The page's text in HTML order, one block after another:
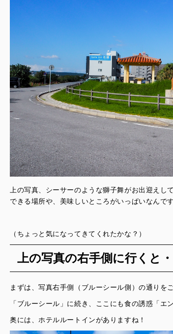
上の写真、シーサーのような獅子舞がお出迎えし
できる場所や、美味しいところがいっぱいなんで
（ちょっと気になってきてくれたかな？）
上の写真の右手側に行くと・
まずは、写真右手側（ブルーシール側）の通りを
「ブルーシール」に続き、ここにも食の誘惑「エ
奥には、ホテルルートインがありますね！